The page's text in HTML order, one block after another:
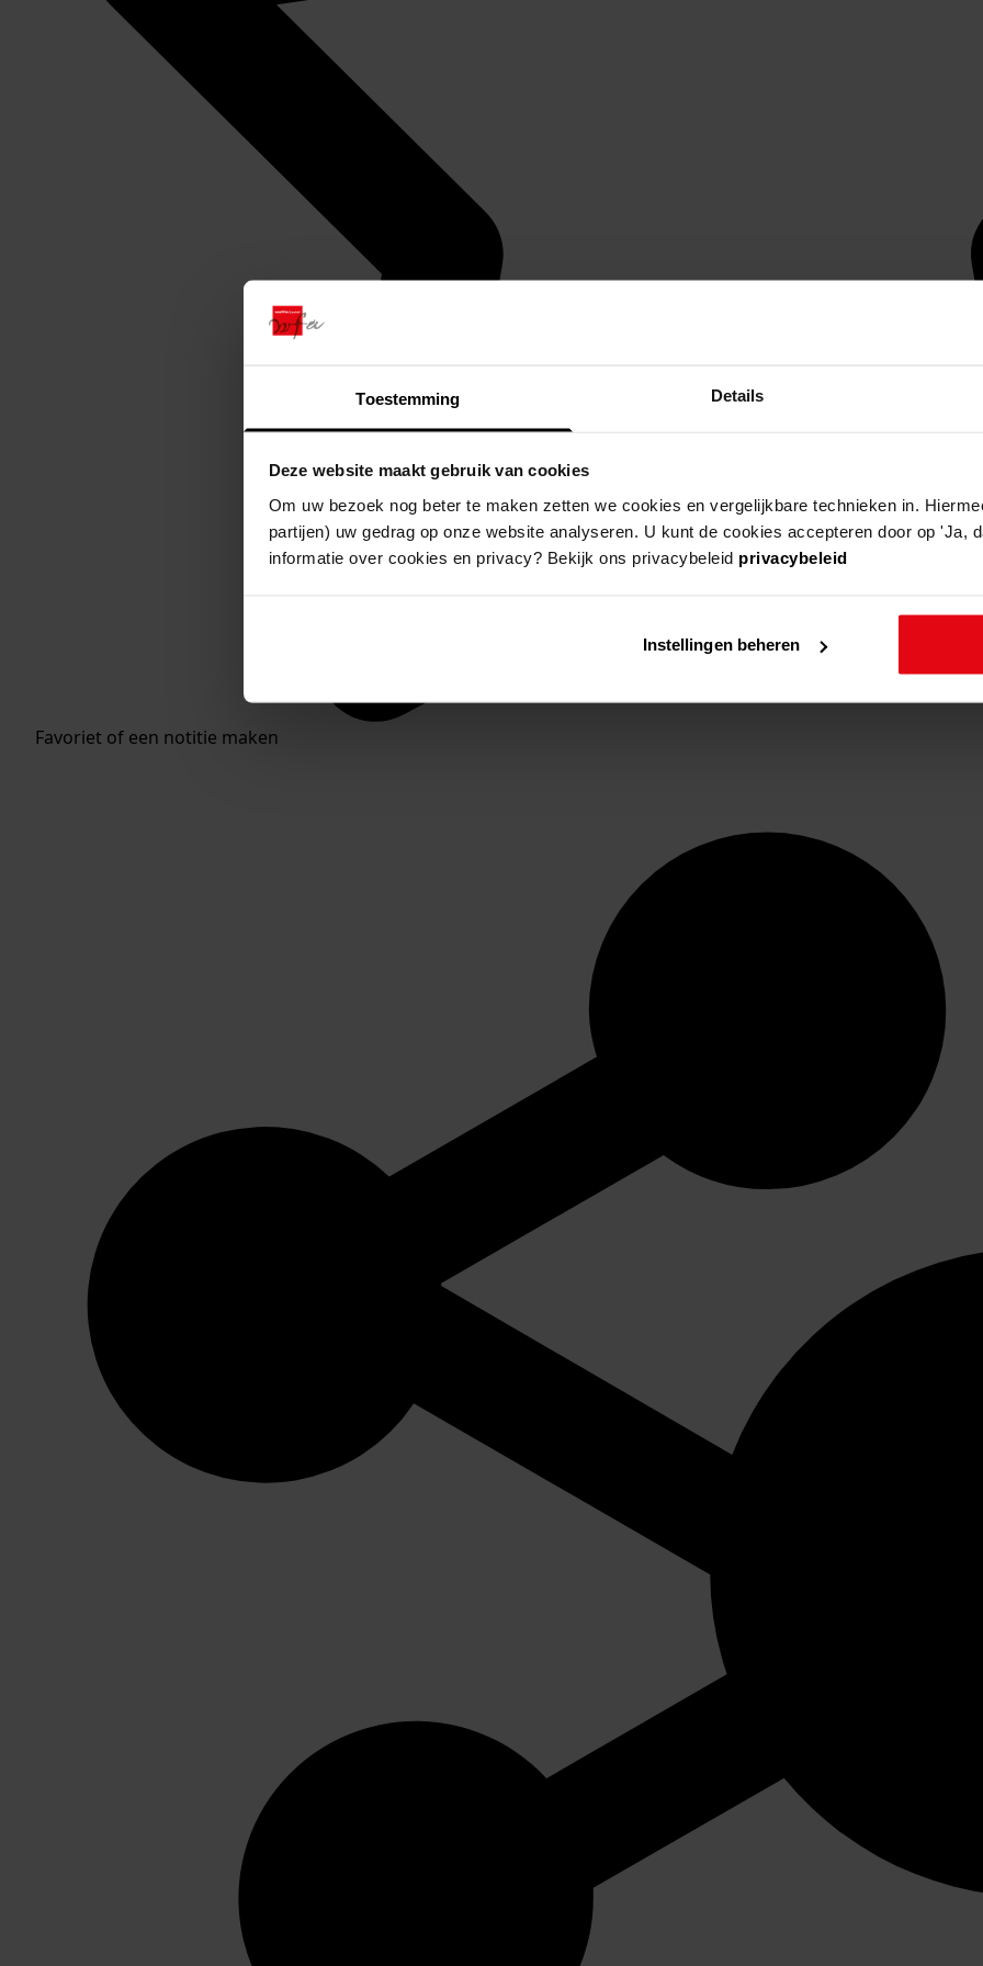
Toestemming Details
Deze website maakt gebruik van cookies
Om uw bezoek nog beter te maken zetten we cookies en vergelijkbare technieken in.
partijen) uw gedrag op onze website analyseren. U kunt de cookies accepteren door op 'Ja,
informatie over cookies en privacy? Bekijk ons privacybeleid privacybeleid
Instellingen beheren
Favoriet of een notitie maken